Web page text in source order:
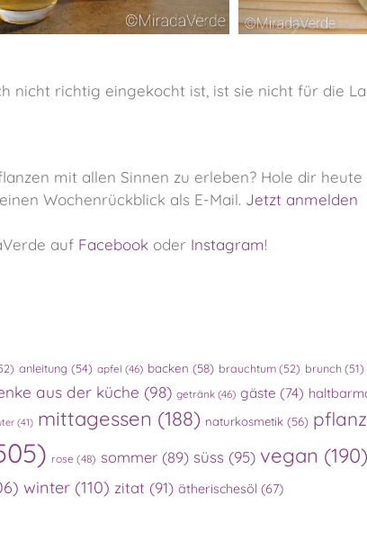
nicht richtig eingekocht ist, ist sie nicht für die
mit allen Sinnen zu erleben? Hole dir
Wochenrückblick als E-Mail. Jetzt anmelden
auf Facebookoder Instagram!
anleitung (54) apfel (46) backen (58) brauchtum(52) brunch(51)
aus der küche (98) getränk (46) gäste (74)
(41) mittagessen (188) naturkosmetik (56)
rose (48) sommer (89) süss (95) vegan (190)
winter (110) zitat (91) ätherischesöl (67)